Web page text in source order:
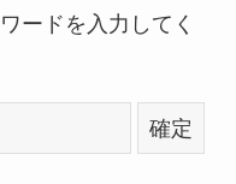
ードを入力してく